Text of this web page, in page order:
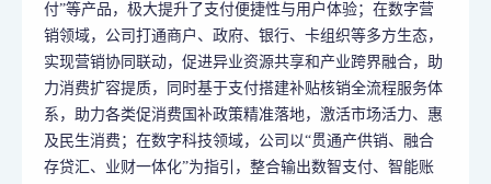
付”等产品，极大提升了支付便捷性与用户体验；在数字营
销领域，公司打通商户、政府、银行、卡组织等多方生态，
实现营销协同联动，促进异业资源共享和产业跨界融合，助
力消费扩容提质，同时基于支付搭建补贴核销全流程服务体
系，助力各类促消费国补政策精准落地，激活市场活力、惠
及民生消费；在数字科技领域，公司以“贯通产供销、融合
存贷汇、业财一体化”为指引，整合输出数智支付、智能账